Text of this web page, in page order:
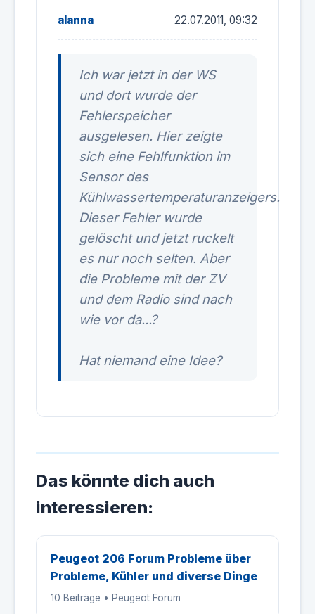
alanna 22.07.2011, 09:32
Ich war jetzt in der WS
und dort wurde der
Fehlerspeicher
ausgelesen. Hier zeigte
sich eine Fehlfunktion im
Sensor des
Kühlwassertemperaturanzeigers.
Dieser Fehler wurde
gelöscht und jetzt ruckelt
es nur noch selten. Aber
die Probleme mit der ZV
und dem Radio sind nach
wie vor da...?
Hat niemand eine Idee?
Das könnte dich auch
interessieren:
Peugeot 206 Forum Probleme über
Probleme, Kühler und diverse Dinge
10 Beiträge • Peugeot Forum